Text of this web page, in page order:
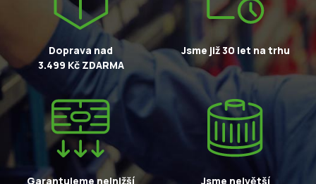
Doprava nad
3.499 Kč ZDARMA
Jsme již 30 let na trhu
Garantujeme nejnižší
Jsme největší